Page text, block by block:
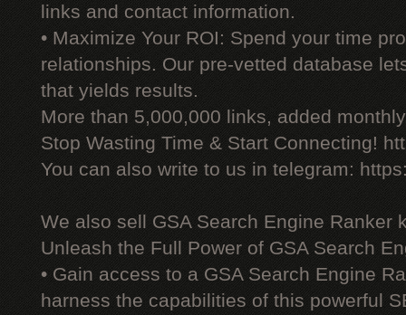
links and contact information.
• Maximize Your ROI: Spend your time
relationships. Our pre-vetted database
that yields results.
More than 5,000,000 links, added
Stop Wasting Time & Start Connecting!
You can also write to us in telegram:
We also sell GSA Search Engine Ranker
Unleash the Full Power of GSA Search
• Gain access to a GSA Search Engine
harness the capabilities of this powerful